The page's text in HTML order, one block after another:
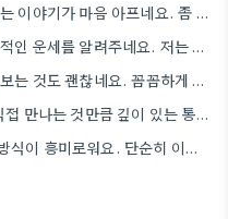
이직 운이 좋은데 준비 없이 퇴사했다는 이야기가 마음 아프네요. 좀 더 신중하게 상황을 판단해야 할…
포스텔러 같은 앱은 정말 빠르게 기본적인 운세를 알려주네요. 저는 운세 보는 것보다, 앞으로의 계획을 세울…
포스텔러 같은 앱으로 간단하게 운세 보는 것도 괜찮네요. 꼼꼼하게 분석하기 전에 먼저 방향 잡기가 좋겠어요.
전화 상담이 편하다는 점 인정해요. 직접 만나는 것만큼 깊이 있는 통찰력을 얻기는 어려울 것 같아요.
생년월일시를 활용한 직접적인 교감 방식이 흥미로워요. 단순히 이론적 틀에 기대는 것보다, 개인의 상황에 맞춰 신령의…